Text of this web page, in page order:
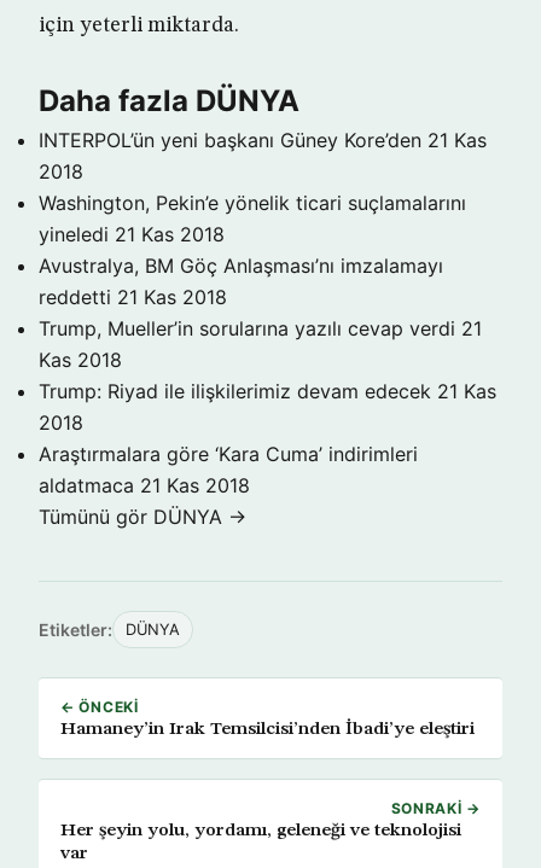
için yeterli miktarda.
Daha fazla DÜNYA
INTERPOL’ün yeni başkanı Güney Kore’den 21 Kas
2018
Washington, Pekin’e yönelik ticari suçlamalarını
yineledi 21 Kas 2018
Avustralya, BM Göç Anlaşması’nı imzalamayı
reddetti 21 Kas 2018
Trump, Mueller’in sorularına yazılı cevap verdi 21
Kas 2018
Trump: Riyad ile ilişkilerimiz devam edecek 21 Kas
2018
Araştırmalara göre ‘Kara Cuma’ indirimleri
aldatmaca 21 Kas 2018
Tümünü gör DÜNYA →
Etiketler: DÜNYA
← ÖNCEKI
Hamaney’in Irak Temsilcisi’nden İbadi’ye eleştiri
SONRAKI →
Her şeyin yolu, yordamı, geleneği ve teknolojisi
var